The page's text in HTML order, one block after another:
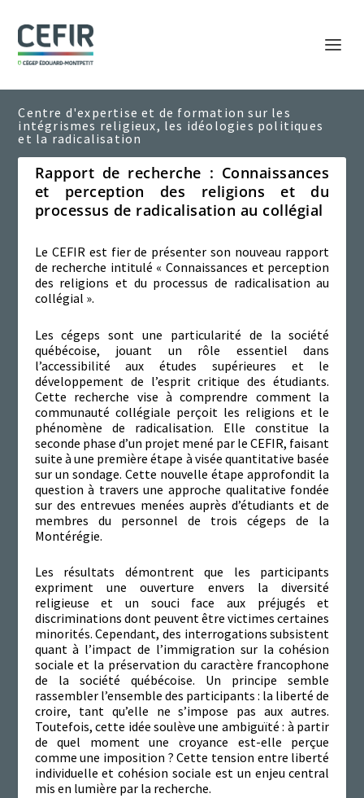
Rapport de recherche : Connaissances
et perception des religions et du
processus de radicalisation au collégial
Le CEFIR est fier de présenter son nouveau rapport
de recherche intitulé « Connaissances et perception
des religions et du processus de radicalisation au
collégial ».
Les cégeps sont une particularité de la société
québécoise, jouant un rôle essentiel dans
l’accessibilité aux études supérieures et le
développement de l’esprit critique des étudiants.
Cette recherche vise à comprendre comment la
communauté collégiale perçoit les religions et le
phénomène de radicalisation. Elle constitue la
seconde phase d’un projet mené par le CEFIR, faisant
suite à une première étape à visée quantitative basée
sur un sondage. Cette nouvelle étape approfondit la
question à travers une approche qualitative fondée
sur des entrevues menées auprès d’étudiants et de
membres du personnel de trois cégeps de la
Montérégie.
Les résultats démontrent que les participants
expriment une ouverture envers la diversité
religieuse et un souci face aux préjugés et
discriminations dont peuvent être victimes certaines
minorités. Cependant, des interrogations subsistent
quant à l’impact de l’immigration sur la cohésion
sociale et la préservation du caractère francophone
de la société québécoise. Un principe semble
rassembler l’ensemble des participants : la liberté de
croire, tant qu’elle ne s’impose pas aux autres.
Toutefois, cette idée soulève une ambiguïté : à partir
de quel moment une croyance est-elle perçue
comme une imposition ? Cette tension entre liberté
individuelle et cohésion sociale est un enjeu central
mis en lumière par la recherche.